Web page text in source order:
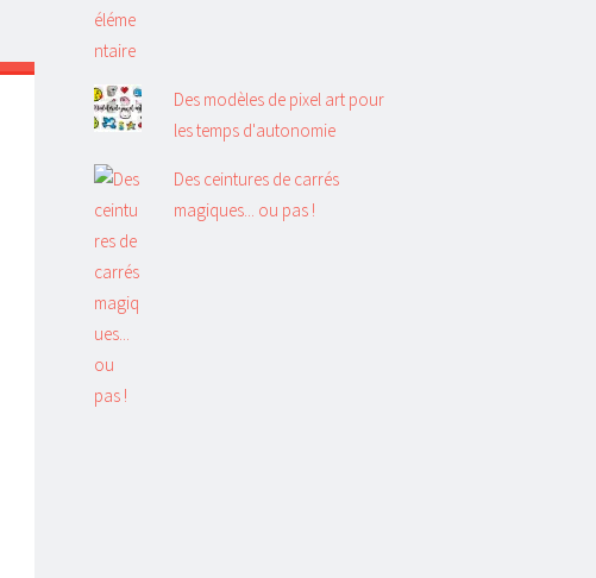
Des modèles de pixel art pour
les temps d'autonomie
Des ceintures de carrés
magiques... ou pas !